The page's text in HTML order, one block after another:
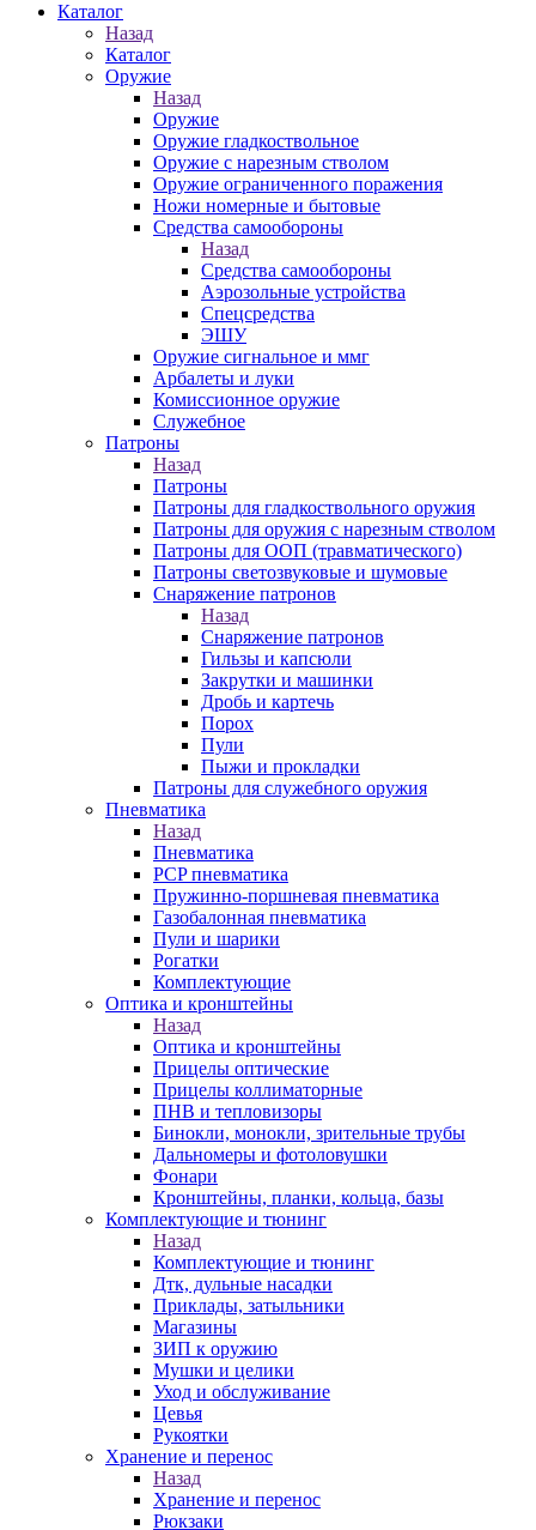
Каталог
Назад
Каталог
Оружие
Назад
Оружие
Оружие гладкоствольное
Оружие с нарезным стволом
Оружие ограниченного поражения
Ножи номерные и бытовые
Средства самообороны
Назад
Средства самообороны
Аэрозольные устройства
Спецсредства
ЭШУ
Оружие сигнальное и ммг
Арбалеты и луки
Комиссионное оружие
Служебное
Патроны
Назад
Патроны
Патроны для гладкоствольного оружия
Патроны для оружия с нарезным стволом
Патроны для ООП (травматического)
Патроны светозвуковые и шумовые
Снаряжение патронов
Назад
Снаряжение патронов
Гильзы и капсюли
Закрутки и машинки
Дробь и картечь
Порох
Пули
Пыжи и прокладки
Патроны для служебного оружия
Пневматика
Назад
Пневматика
PCP пневматика
Пружинно-поршневая пневматика
Газобалонная пневматика
Пули и шарики
Рогатки
Комплектующие
Оптика и кронштейны
Назад
Оптика и кронштейны
Прицелы оптические
Прицелы коллиматорные
ПНВ и тепловизоры
Бинокли, монокли, зрительные трубы
Дальномеры и фотоловушки
Фонари
Кронштейны, планки, кольца, базы
Комплектующие и тюнинг
Назад
Комплектующие и тюнинг
Дтк, дульные насадки
Приклады, затыльники
Магазины
ЗИП к оружию
Мушки и целики
Уход и обслуживание
Цевья
Рукоятки
Хранение и перенос
Назад
Хранение и перенос
Рюкзаки